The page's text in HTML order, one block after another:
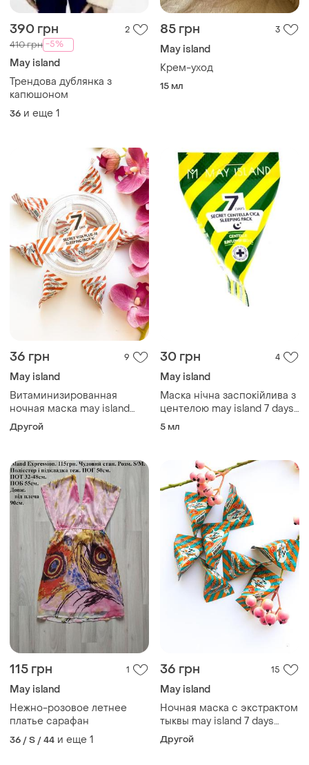
390 грн 2
410 грн -5%
May island
Трендова дублянка з
капюшоном
36 и еще 1
85 грн 3
May island
Крем-уход
15 мл
36 грн 9
May island
Витаминизированная
ночная маска may island
7days secret vita plus-10
sleeping pack
Другой
30 грн 4
May island
Маска нічна заспокійлива з
центелою may island 7 days
secret centella cica sleeping
5 мл
115 грн 1
May island
Нежно-розовое летнее
платье сарафан
36 / S / 44 и еще 1
36 грн 15
May island
Ночная маска с экстрактом
тыквы may island 7 days
secret healing pumpkin
sleeping pack 5 g
Другой